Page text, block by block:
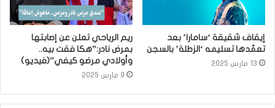
إيقاف شقيقة ‘سامارا’ بعد
تعمّدها تسليمه ‘الزطلة’ بالسجن
13 مارس 2025
ريم الرياحي تعلن عن إصابتها
بمرض نادر:”هكا فقت بيه..
وأولادي مرضو كيفي”(فيديو)
9 مارس 2025